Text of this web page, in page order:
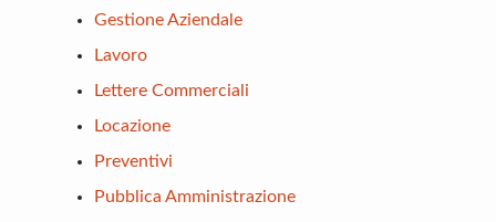
Gestione Aziendale
Lavoro
Lettere Commerciali
Locazione
Preventivi
Pubblica Amministrazione